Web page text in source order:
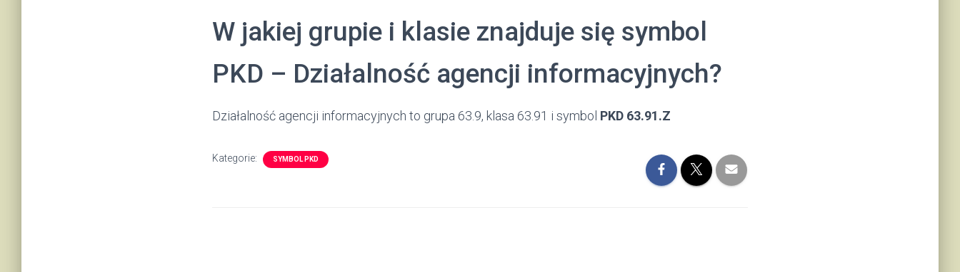
W jakiej grupie i klasie znajduje się symbol
PKD – Działalność agencji informacyjnych?
Działalność agencji informacyjnych to grupa 63.9, klasa 63.91 i symbol PKD 63.91.Z
Kategorie: SYMBOL PKD